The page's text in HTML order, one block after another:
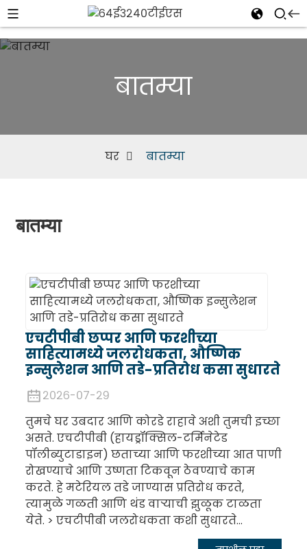
बातम्या
घर बातम्या
बातम्या
एचटीपीबी छप्पर आणि फरशीच्या
साहित्यामध्ये जलरोधकता, औष्णिक
इन्सुलेशन आणि तडे-प्रतिरोध कसा सुधारते
२०२६-०७-२९
तुमचे घर उबदार आणि कोरडे राहावे अशी तुमची इच्छा
असते. एचटीपीबी (हायड्रॉक्सिल-टर्मिनेटेड
पॉलीब्युटाडाइन) छताच्या आणि फरशीच्या आत पाणी
रोखण्याचे आणि उष्णता टिकवून ठेवण्याचे काम
करते. हे मटेरियल तडे जाण्यास प्रतिरोध करते,
त्यामुळे गळती आणि थंड वाऱ्याची झुळूक टाळता
येते. > एचटीपीबी जलरोधकता कशी सुधारते...